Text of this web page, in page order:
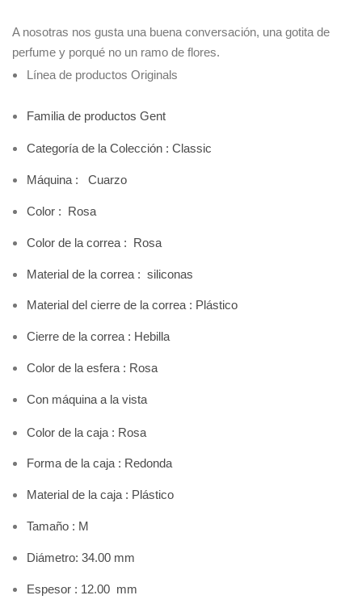
A nosotras nos gusta una buena conversación, una gotita de
perfume y porqué no un ramo de flores.
Línea de productos Originals
Familia de productos Gent
Categoría de la Colección : Classic
Máquina : Cuarzo
Color : Rosa
Color de la correa : Rosa
Material de la correa : siliconas
Material del cierre de la correa : Plástico
Cierre de la correa : Hebilla
Color de la esfera : Rosa
Con máquina a la vista
Color de la caja : Rosa
Forma de la caja : Redonda
Material de la caja : Plástico
Tamaño : M
Diámetro: 34.00 mm
Espesor : 12.00 mm